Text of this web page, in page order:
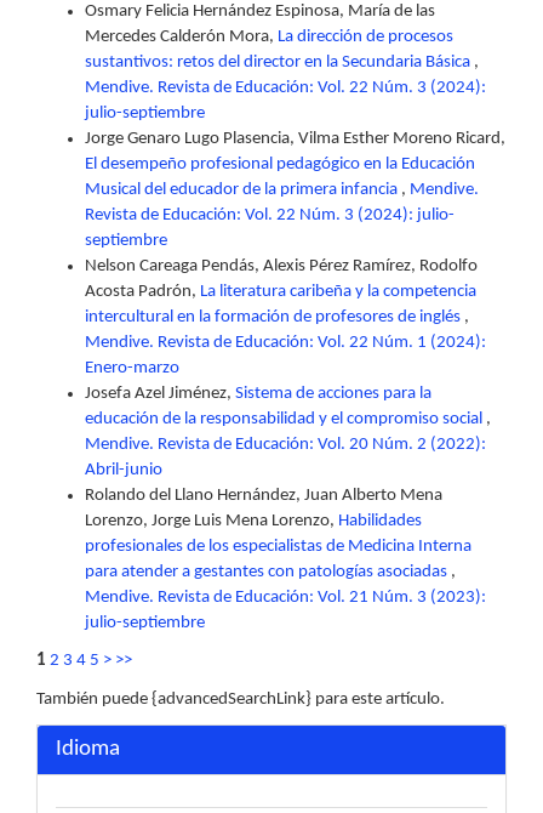
Osmary Felicia Hernández Espinosa, María de las
Mercedes Calderón Mora, La dirección de procesos
sustantivos: retos del director en la Secundaria Básica ,
Mendive. Revista de Educación: Vol. 22 Núm. 3 (2024):
julio-septiembre
Jorge Genaro Lugo Plasencia, Vilma Esther Moreno Ricard,
El desempeño profesional pedagógico en la Educación
Musical del educador de la primera infancia , Mendive.
Revista de Educación: Vol. 22 Núm. 3 (2024): julio-
septiembre
Nelson Careaga Pendás, Alexis Pérez Ramírez, Rodolfo
Acosta Padrón, La literatura caribeña y la competencia
intercultural en la formación de profesores de inglés ,
Mendive. Revista de Educación: Vol. 22 Núm. 1 (2024):
Enero-marzo
Josefa Azel Jiménez, Sistema de acciones para la
educación de la responsabilidad y el compromiso social ,
Mendive. Revista de Educación: Vol. 20 Núm. 2 (2022):
Abril-junio
Rolando del Llano Hernández, Juan Alberto Mena
Lorenzo, Jorge Luis Mena Lorenzo, Habilidades
profesionales de los especialistas de Medicina Interna
para atender a gestantes con patologías asociadas ,
Mendive. Revista de Educación: Vol. 21 Núm. 3 (2023):
julio-septiembre
1 2 3 4 5 > >>
También puede {advancedSearchLink} para este artículo.
Idioma